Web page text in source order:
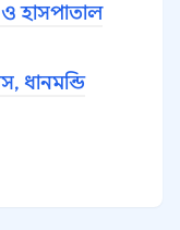
হাসপাতাল
ধানমন্ডি